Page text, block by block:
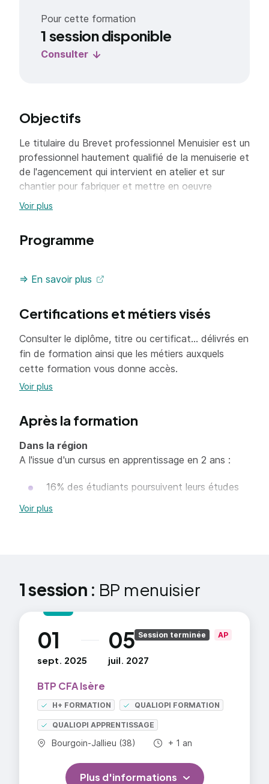
Pour cette formation
1 session disponible
Consulter
Objectifs
Le titulaire du Brevet professionnel Menuisier est un
professionnel hautement qualifié de la menuiserie et
de l'agencement qui intervient en atelier et sur
chantier pour fabriquer et mettre en oeuvre
différents ouvrages de menuiserie extérieure et
d'exposition, lieux de réunion et d'accueil de publics
Voir plus
Programme
=> En savoir plus
Certifications et métiers visés
Consulter le diplôme, titre ou certificat... délivrés en
fin de formation ainsi que les métiers auxquels
cette formation vous donne accès.
Voir plus
Après la formation
Dans la région
A l'issue d'un cursus en apprentissage en 2 ans :
16% des étudiants poursuivent leurs études
pour ceux qui ne poursuivent pas leurs études,
2023-2024 et 2023-2024/MESR InserSup données
Voir plus
1 session : BP menuisier
01
sept. 2025
au 05
juil. 2027
BTP CFA Isère
H+ FORMATION QUALIOPI FORMATION
QUALIOPI APPRENTISSAGE
Commune :
Bourgoin-Jallieu (38) Durée totale :
+ 1 an
Session terminée AP
Plus d'informations